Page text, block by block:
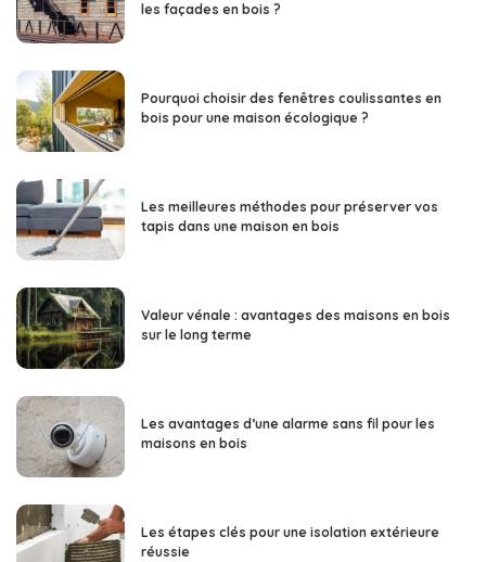
les façades en bois ?
Pourquoi choisir des fenêtres coulissantes en
bois pour une maison écologique ?
Les meilleures méthodes pour préserver vos
tapis dans une maison en bois
Valeur vénale : avantages des maisons en bois
sur le long terme
Les avantages d’une alarme sans fil pour les
maisons en bois
Les étapes clés pour une isolation extérieure
réussie